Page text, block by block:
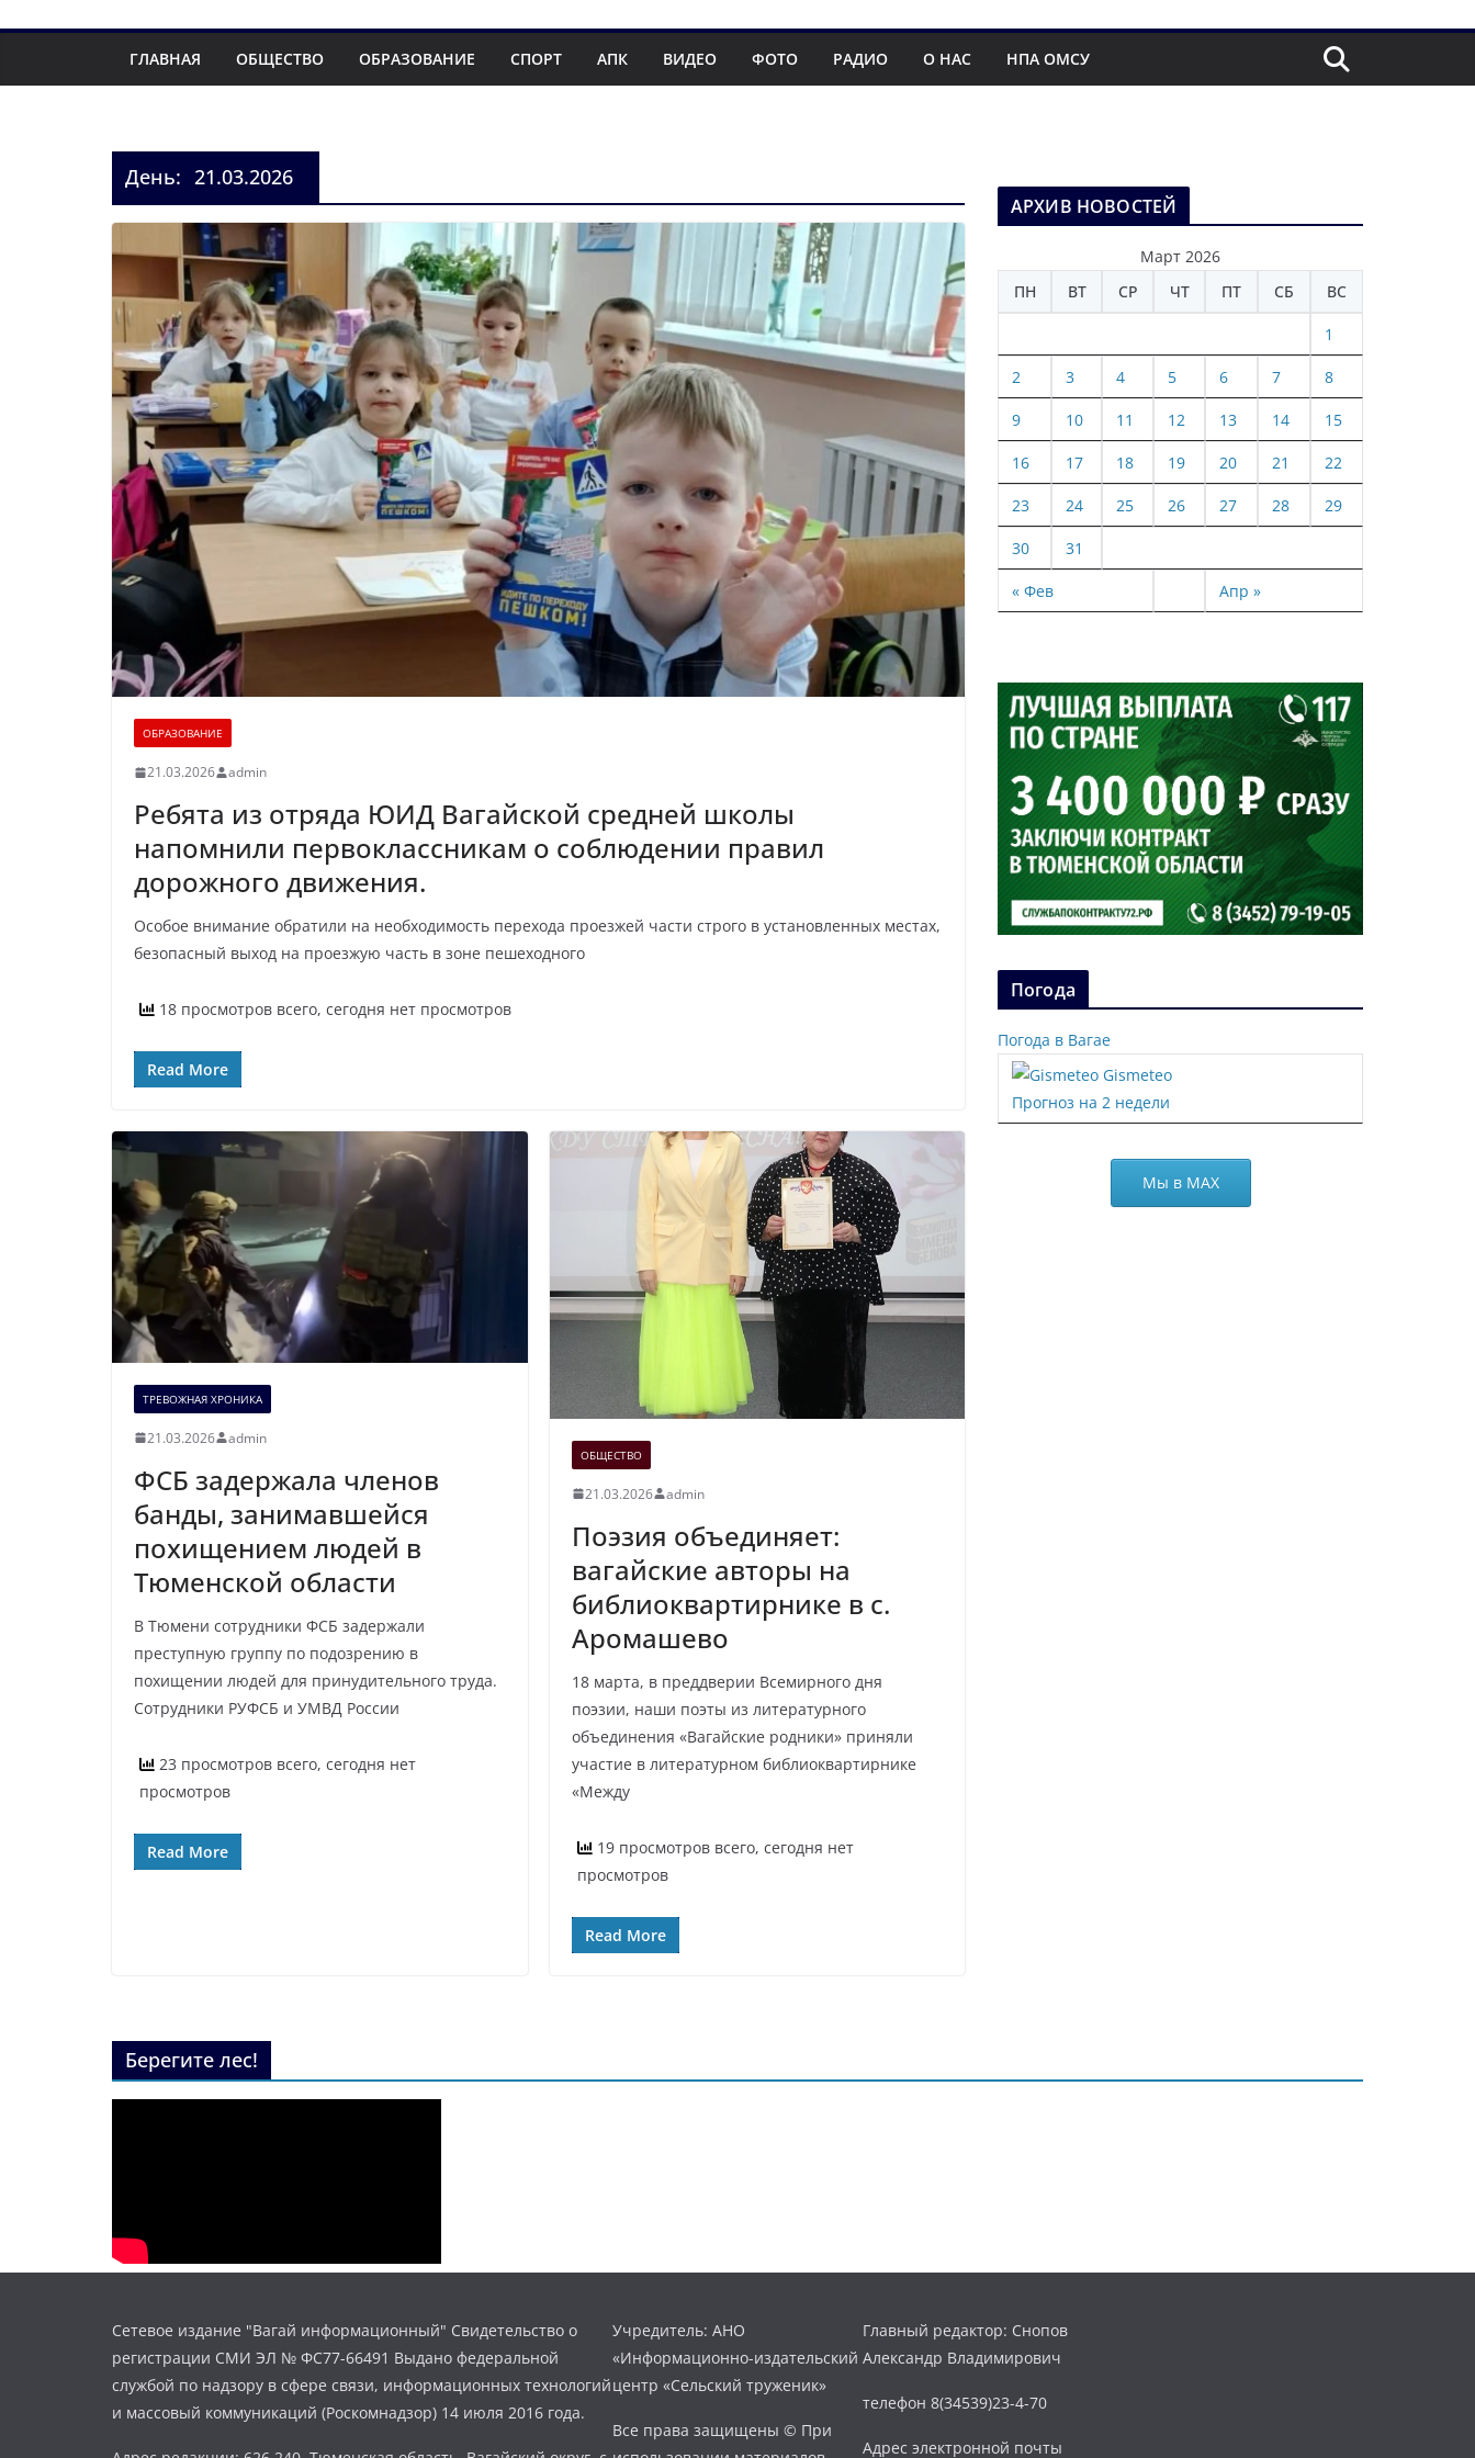
ГЛАВНАЯ ОБЩЕСТВО ОБРАЗОВАНИЕ СПОРТ АПК ВИДЕО ФОТО РАДИО О НАС НПА ОМСУ
День: 21.03.2026
ОБРАЗОВАНИЕ
21.03.2026 admin
Ребята из отряда ЮИД Вагайской средней школы
напомнили первоклассникам о соблюдении правил
дорожного движения.
Особое внимание обратили на необходимость перехода проезжей части строго в установленных местах,
безопасный выход на проезжую часть в зоне пешеходного
18 просмотров всего, сегодня нет просмотров
Read More
ТРЕВОЖНАЯ ХРОНИКА
21.03.2026 admin
ФСБ задержала членов
банды, занимавшейся
похищением людей в
Тюменской области
В Тюмени сотрудники ФСБ задержали
преступную группу по подозрению в
похищении людей для принудительного труда.
Сотрудники РУФСБ и УМВД России
23 просмотров всего, сегодня нет
просмотров
Read More
ОБЩЕСТВО
21.03.2026 admin
Поэзия объединяет:
вагайские авторы на
библиоквартирнике в с.
Аромашево
18 марта, в преддверии Всемирного дня
поэзии, наши поэты из литературного
объединения «Вагайские родники» приняли
участие в литературном библиоквартирнике
«Между
19 просмотров всего, сегодня нет
просмотров
Read More
АРХИВ НОВОСТЕЙ
Март 2026
ПН
ВТ СР ЧТ ПТ СБ ВС
« Фев Апр »
1
2 3 4 5 6 7 8
9 10 11 12 13 14 15
16 17 18 19 20 21 22
23 24 25 26 27 28 29
30 31
Погода
Погода в Вагае
Gismeteo
Прогноз на 2 недели
Мы в МАХ
Берегите лес!
Сетевое издание "Вагай информационный" Свидетельство о
регистрации СМИ ЭЛ № ФС77-66491 Выдано федеральной
службой по надзору в сфере связи, информационных технологий
и массовый коммуникаций (Роскомнадзор) 14 июля 2016 года.
Учредитель: АНО
«Информационно-издательский
центр «Сельский труженик»
Все права защищены © При
Главный редактор: Снопов
Александр Владимирович
телефон 8(34539)23-4-70
Адрес электронной почты